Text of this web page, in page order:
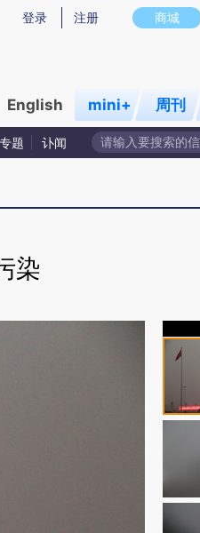
商城
登录 注册
English mini+ 周刊
专题 讣闻
染